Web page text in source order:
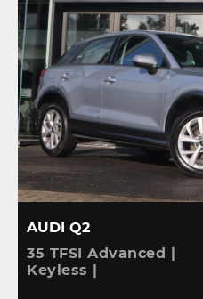
AUDI Q2
35 TFSI Advanced |
Keyless |